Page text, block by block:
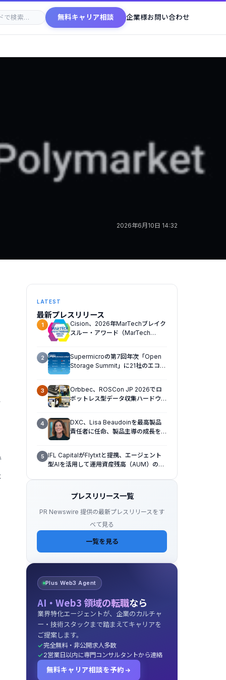
無料キャリア相談 企業様お問い合わせ
2026年6月10日 14:32
LATEST
最新プレスリリース
1
Cision、2026年MarTechブレイク
スルー・アワード（MarTech
信、AEOの3部門を受賞
2
Supermicroの第7回年次「Open
Storage Summit」に21社のエコシ
する実践的なガイダンスを共有
3
Orbbec、ROSCon JP 2026でロ
ボットレス型データ収集ハードウェ
4
DXC、Lisa Beaudoinを最高製品
責任者に任命、製品主導の成長を加
5 IFL CapitalがFlytxtと提携、エージェント
型AIを活用して運用資産残高（AUM）の持
プレスリリース一覧
PR Newswire 提供の最新プレスリリースをす
べて見る
一覧を見る
Plus Web3 Agent
AI・Web3 領域の転職なら
業界特化エージェントが、企業のカルチャ
ー・技術スタックまで踏まえてキャリアを
ご提案します。
完全無料・非公開求人多数
2営業日以内に専門コンサルタントから連絡
無料キャリア相談を予約